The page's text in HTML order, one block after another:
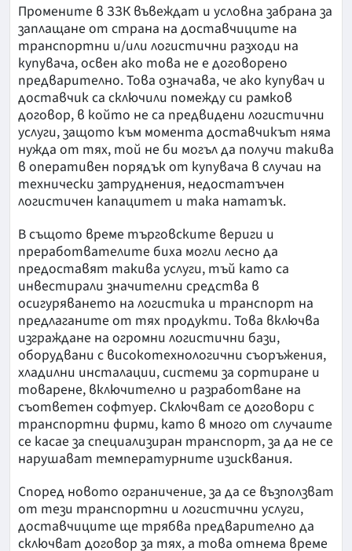
Промените в ЗЗК въвеждат и условна забрана за
заплащане от страна на доставчиците на
транспортни и/или логистични разходи на
купувача, освен ако това не е договорено
предварително. Това означава, че ако купувач и
доставчик са сключили помежду си рамков
договор, в който не са предвидени логистични
услуги, защото към момента доставчикът няма
нужда от тях, той не би могъл да получи такива
в оперативен порядък от купувача в случаи на
технически затруднения, недостатъчен
логистичен капацитет и така нататък.
В същото време търговските вериги и
преработвателите биха могли лесно да
предоставят такива услуги, тъй като са
инвестирали значителни средства в
осигуряването на логистика и транспорт на
предлаганите от тях продукти. Това включва
изграждане на огромни логистични бази,
оборудвани с високотехнологични съоръжения,
хладилни инсталации, системи за сортиране и
товарене, включително и разработване на
съответен софтуер. Сключват се договори с
транспортни фирми, като в много от случаите
се касае за специализиран транспорт, за да не се
нарушават температурните изисквания.
Според новото ограничение, за да се възползват
от тези транспортни и логистични услуги,
доставчиците ще трябва предварително да
сключват договор за тях, а това отнема време